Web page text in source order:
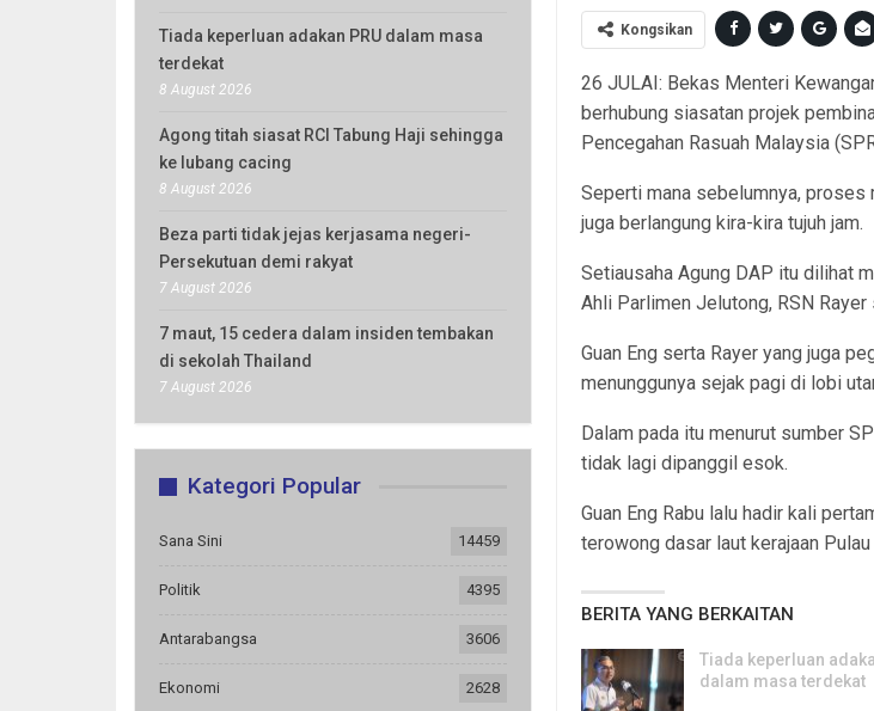
Kongsikan
26 JULAI: Bekas Menteri
berhubung siasatan projek
Pencegahan Rasuah Malaysia
Seperti mana sebelumnya,
juga berlangung kira-kira tujuh jam.
Setiausaha Agung DAP itu dilihat
Ahli Parlimen Jelutong, RSN
Guan Eng serta Rayer yang juga
menunggunya sejak pagi di lobi
Dalam pada itu menurut sumber
tidak lagi dipanggil esok.
Guan Eng Rabu lalu hadir kali
terowong dasar laut kerajaan Pulau
BERITA YANG BERKAITAN
Tiada keperluan
dalam masa terdekat
Tiada keperluan adakan PRU dalam masa
terdekat
8 August 2026
Agong titah siasat RCI Tabung Haji sehingga
ke lubang cacing
8 August 2026
Beza parti tidak jejas kerjasama negeri-
Persekutuan demi rakyat
7 August 2026
7 maut, 15 cedera dalam insiden tembakan
di sekolah Thailand
7 August 2026
Kategori Popular
Sana Sini 14459
Politik 4395
Antarabangsa 3606
Ekonomi 2628